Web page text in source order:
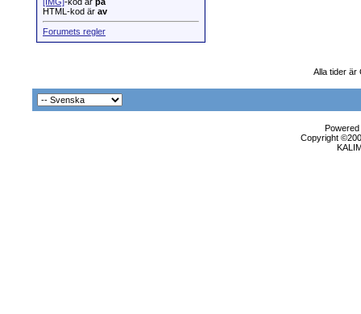
HTML-kod är av
Forumets regler
Alla tider är
Copyright